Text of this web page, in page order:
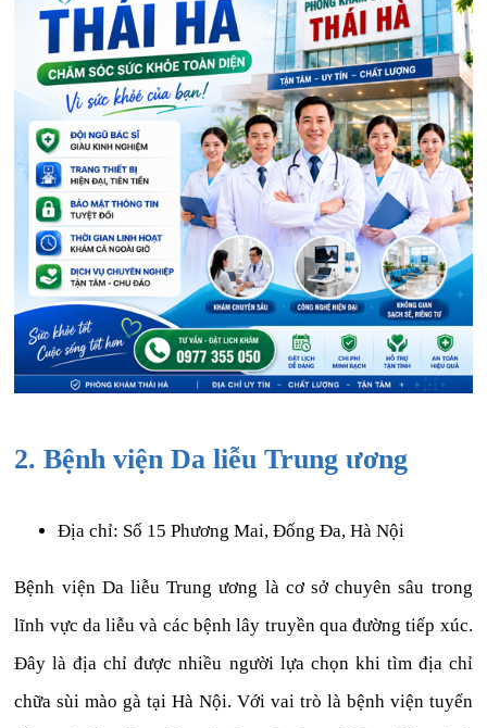
2. Bệnh viện Da liễu Trung ương
Địa chỉ: Số 15 Phương Mai, Đống Đa, Hà Nội
Bệnh viện Da liễu Trung ương là cơ sở chuyên sâu trong
lĩnh vực da liễu và các bệnh lây truyền qua đường tiếp xúc.
Đây là địa chỉ được nhiều người lựa chọn khi tìm địa chỉ
chữa sùi mào gà tại Hà Nội. Với vai trò là bệnh viện tuyến